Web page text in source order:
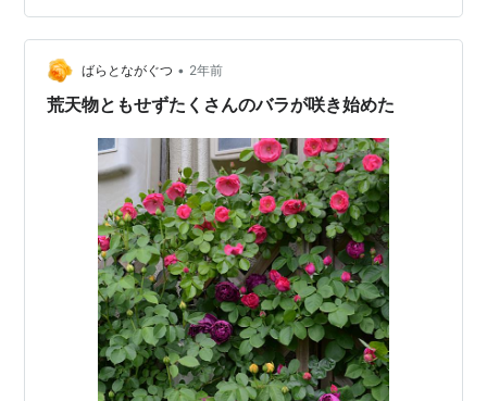
の予感 ４３-ココシュニックの２２（ココアミュレット）
＝ 未勝利～２勝あたりで終わり…
ばらとながぐつ • 2年前
荒天物ともせずたくさんのバラが咲き始めた